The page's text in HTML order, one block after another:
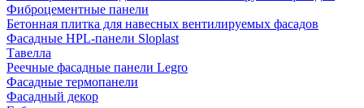
Фиброцементные панели
Бетонная плитка для навесных вентилируемых фасадов
Фасадные HPL-панели Sloplast
Тавелла
Реечные фасадные панели Legro
Фасадные термопанели
Фасадный декор